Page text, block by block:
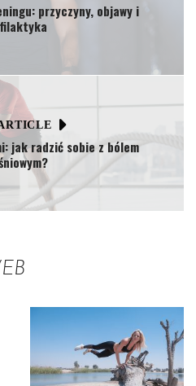
przyczyny, objawy i
jak radzić sobie z bólem